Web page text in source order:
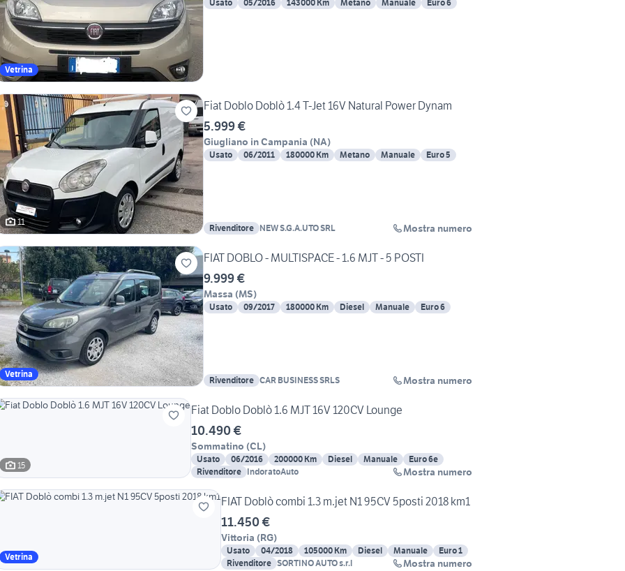
Vetrina
Usato 05/2016 143000 Km Metano Manuale Euro 6
11
Fiat Doblo Doblò 1.4 T-Jet 16V Natural Power Dynam
5.999 €
Giugliano in Campania (NA)
Usato 06/2011 180000 Km Metano Manuale Euro 5
Rivenditore NEW S.G.A.UTO SRL Mostra numero
Vetrina
FIAT DOBLO - MULTISPACE - 1.6 MJT - 5 POSTI
9.999 €
Massa (MS)
Usato 09/2017 180000 Km Diesel Manuale Euro 6
Rivenditore CAR BUSINESS SRLS Mostra numero
15
Fiat Doblo Doblò 1.6 MJT 16V 120CV Lounge
10.490 €
Sommatino (CL)
Usato 06/2016 200000 Km Diesel Manuale
Euro 6e
Rivenditore IndoratoAuto Mostra numero
Vetrina
FIAT Doblò combi 1.3 m.jet N1 95CV 5posti 2018 km1
11.450 €
Vittoria (RG)
Usato 04/2018 105000 Km Diesel Manuale
Euro 1
Rivenditore SORTINO AUTO s.r.l Mostra numero